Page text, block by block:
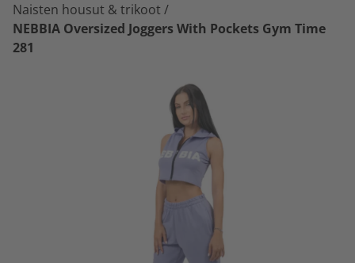
Naisten housut & trikoot /
NEBBIA Oversized Joggers With Pockets Gym Time
281